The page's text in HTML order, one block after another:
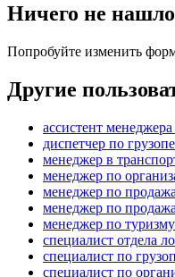
Ничего не
Попробуйте изменить
Другие
ассистент
диспетчер по
менеджер в
менеджер по
менеджер по
менеджер по
менеджер по туризму
специалист отдела
специалист по
специалист по